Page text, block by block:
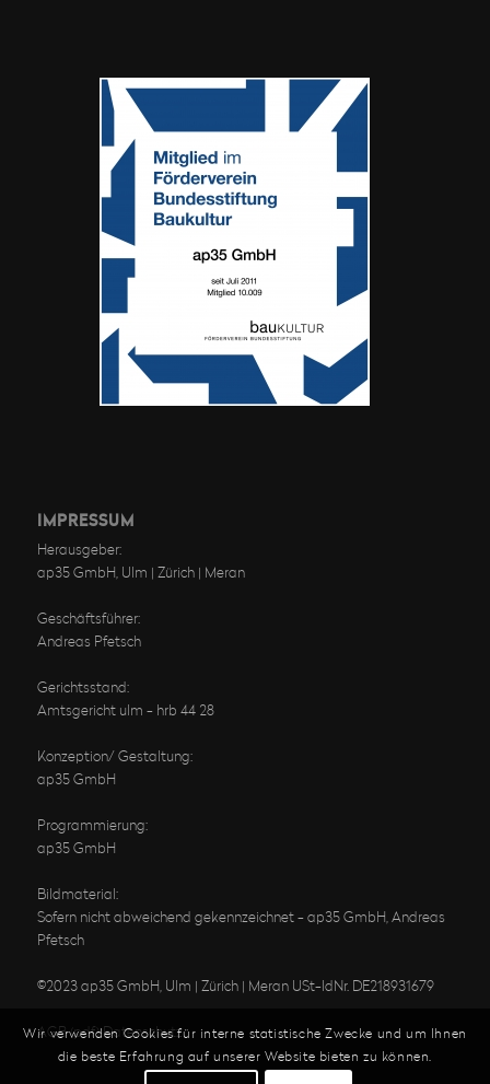
IMPRESSUM
Herausgeber:
ap35 GmbH, Ulm | Zürich | Meran
Geschäftsführer:
Andreas Pfetsch
Gerichtsstand:
Amtsgericht ulm - hrb 44 28
Konzeption/ Gestaltung:
ap35 GmbH
Programmierung:
ap35 GmbH
Bildmaterial:
Sofern nicht abweichend gekennzeichnet - ap35 GmbH, Andreas
Pfetsch
©2023 ap35 GmbH, Ulm | Zürich | Meran USt-IdNr. DE218931679
AGB (pdf) Datenschutz
Wir verwenden Cookies für interne statistische Zwecke und um Ihnen
die beste Erfahrung auf unserer Website bieten zu können.